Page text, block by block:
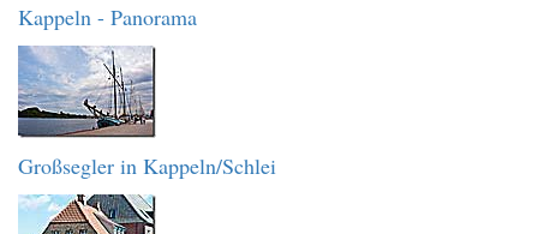
Kappeln - Panorama
Großsegler in Kappeln/Schlei